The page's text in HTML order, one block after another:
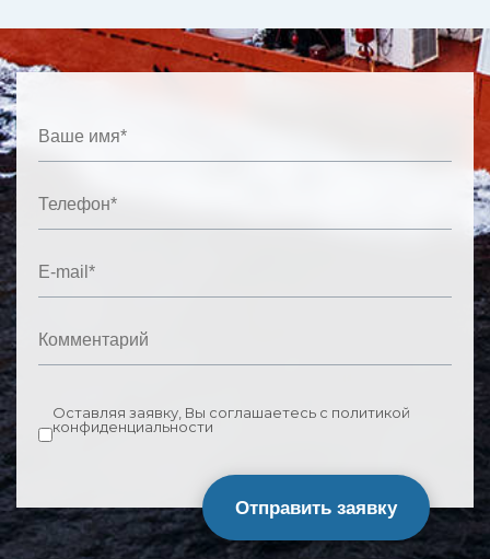
Оставляя заявку, Вы соглашаетесь с политикой
конфиденциальности
Отправить заявку